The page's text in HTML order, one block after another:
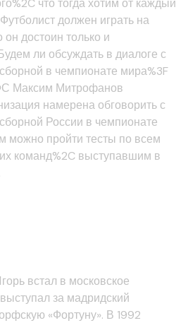
должен играть на
он достоин только и
ли обсуждать в диалоге с
в чемпионате мира%3F
Максим Митрофанов
намерена обговорить с
России в чемпионате
можно пройти тесты по всем
команд%2C выступавшим в
встал в московское
за мадридский
«Фортуну». В 1992